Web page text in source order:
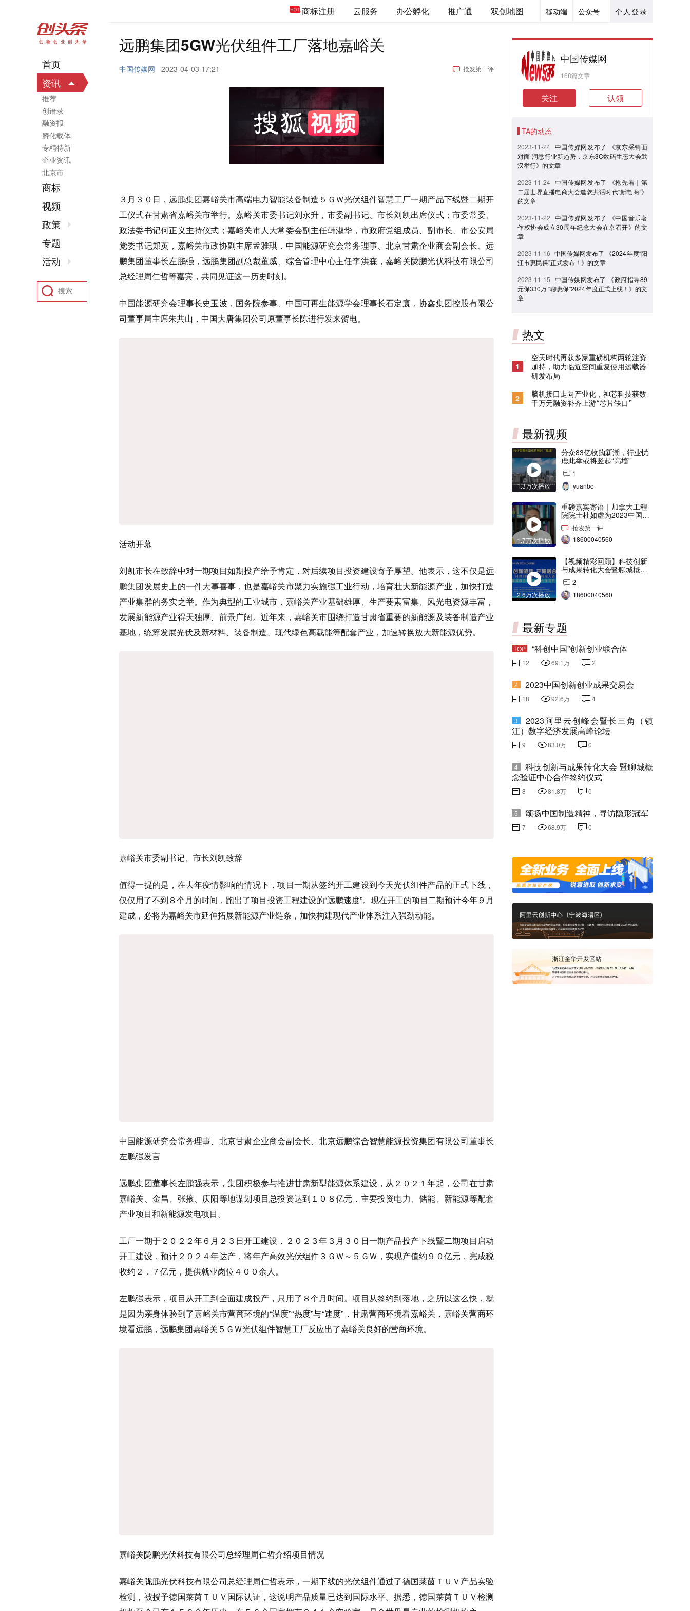
个人登录
公众号
移动端
商标注册 云服务 办公孵化 推广通 双创地图
远鹏集团5GW光伏组件工厂落地嘉峪关
中国传媒网 2023-04-03 17:21 抢发第一评
３月３０日，远鹏集团嘉峪关市高端电力智能装备制造５ＧＷ光伏组件智慧工厂一期产品下线暨二期开
工仪式在甘肃省嘉峪关市举行。嘉峪关市委书记刘永升，市委副书记、市长刘凯出席仪式；市委常委、
政法委书记何正义主持仪式；嘉峪关市人大常委会副主任韩淑华，市政府党组成员、副市长、市公安局
党委书记郑英，嘉峪关市政协副主席孟雅琪，中国能源研究会常务理事、北京甘肃企业商会副会长、远
鹏集团董事长左鹏强，远鹏集团副总裁董威、综合管理中心主任李洪森，嘉峪关陇鹏光伏科技有限公司
总经理周仁哲等嘉宾，共同见证这一历史时刻。
中国能源研究会理事长史玉波，国务院参事、中国可再生能源学会理事长石定寰，协鑫集团控股有限公
司董事局主席朱共山，中国大唐集团公司原董事长陈进行发来贺电。
活动开幕
刘凯市长在致辞中对一期项目如期投产给予肯定，对后续项目投资建设寄予厚望。他表示，这不仅是远
鹏集团发展史上的一件大事喜事，也是嘉峪关市聚力实施强工业行动，培育壮大新能源产业，加快打造
产业集群的务实之举。作为典型的工业城市，嘉峪关产业基础雄厚、生产要素富集、风光电资源丰富，
发展新能源产业得天独厚、前景广阔。近年来，嘉峪关市围绕打造甘肃省重要的新能源及装备制造产业
基地，统筹发展光伏及新材料、装备制造、现代绿色高载能等配套产业，加速转换放大新能源优势。
嘉峪关市委副书记、市长刘凯致辞
值得一提的是，在去年疫情影响的情况下，项目一期从签约开工建设到今天光伏组件产品的正式下线，
仅仅用了不到８个月的时间，跑出了项目投资工程建设的“远鹏速度”。现在开工的项目二期预计今年９月
建成，必将为嘉峪关市延伸拓展新能源产业链条，加快构建现代产业体系注入强劲动能。
中国能源研究会常务理事、北京甘肃企业商会副会长、北京远鹏综合智慧能源投资集团有限公司董事长
左鹏强发言
远鹏集团董事长左鹏强表示，集团积极参与推进甘肃新型能源体系建设，从２０２１年起，公司在甘肃
嘉峪关、金昌、张掖、庆阳等地谋划项目总投资达到１０８亿元，主要投资电力、储能、新能源等配套
产业项目和新能源发电项目。
工厂一期于２０２２年６月２３日开工建设，２０２３年３月３０日一期产品投产下线暨二期项目启动
开工建设，预计２０２４年达产，将年产高效光伏组件３ＧＷ～５ＧＷ，实现产值约９０亿元，完成税
收约２．７亿元，提供就业岗位４００余人。
左鹏强表示，项目从开工到全面建成投产，只用了８个月时间。项目从签约到落地，之所以这么快，就
是因为亲身体验到了嘉峪关市营商环境的“温度”“热度”与“速度”，甘肃营商环境看嘉峪关，嘉峪关营商环
境看远鹏，远鹏集团嘉峪关５ＧＷ光伏组件智慧工厂反应出了嘉峪关良好的营商环境。
嘉峪关陇鹏光伏科技有限公司总经理周仁哲介绍项目情况
嘉峪关陇鹏光伏科技有限公司总经理周仁哲表示，一期下线的光伏组件通过了德国莱茵ＴＵＶ产品实验
检测，被授予德国莱茵ＴＵＶ国际认证，这说明产品质量已达到国际水平。据悉，德国莱茵ＴＵＶ检测
中国传媒网
168篇文章
关注 认领
TA的动态
2023-11-24 中国传媒网发布了 《京东采销面
对面 洞悉行业新趋势，京东3C数码生态大会武
汉举行》的文章
2023-11-24 中国传媒网发布了 《抢先看｜第
二届世界直播电商大会邀您共话时代“新电商”》
的文章
2023-11-22 中国传媒网发布了 《中国音乐著
作权协会成立30周年纪念大会在京召开》的文
章
2023-11-16 中国传媒网发布了 《2024年度“阳
江市惠民保”正式发布！》的文章
2023-11-15 中国传媒网发布了 《政府指导89
元保330万 “聊惠保”2024年度正式上线！》的文
章
热文
1
空天时代再获多家重磅机构两轮注资
加持，助力临近空间重复使用运载器
研发布局
2
脑机接口走向产业化，神芯科技获数
千万元融资补齐上游“芯片缺口”
最新视频
1.3万次播放
分众83亿收购新潮，行业忧
虑此举或将竖起“高墙”
1
yuanbo
1.7万次播放
重磅嘉宾寄语｜加拿大工程
院院士杜如虚为2023中国创
交会打Call！
抢发第一评
18600040560
2.6万次播放
【视频精彩回顾】科技创新
与成果转化大会暨聊城概念
验证中心合作签约仪式
2
18600040560
最新专题
TOP “科创中国”创新创业联合体
12 69.1万 2
2 2023中国创新创业成果交易会
18 92.6万 4
3
2023阿里云创峰会暨长三角（镇
江）数字经济发展高峰论坛
9 83.0万 0
4
科技创新与成果转化大会 暨聊城概
念验证中心合作签约仪式
8 81.8万 0
5 颂扬中国制造精神，寻访隐形冠军
7 68.9万 0
首页
资讯
推荐
创语录
融资报
孵化载体
专精特新
企业资讯
北京市
商标
视频
政策
专题
活动